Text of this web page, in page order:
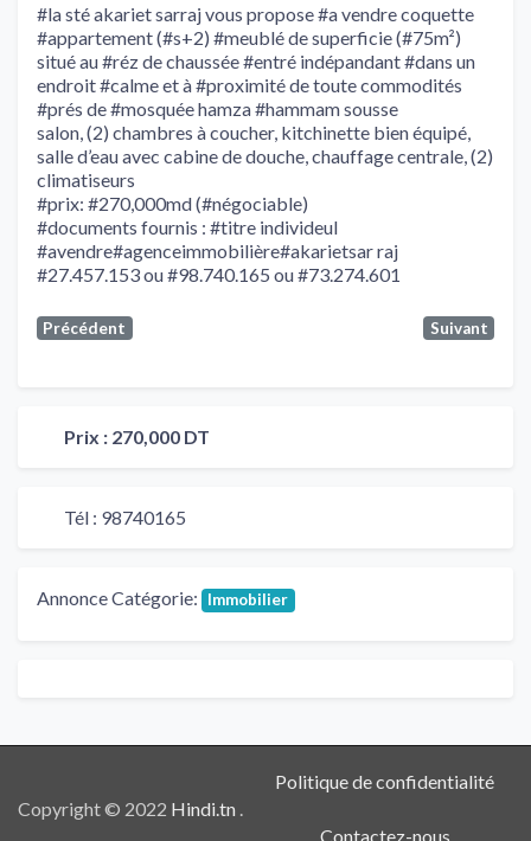
#la sté akariet sarraj vous propose #a vendre coquette
#appartement (#s+2) #meublé de superficie (#75m²)
situé au #réz de chaussée #entré indépandant #dans un
endroit #calme et à #proximité de toute commodités
#prés de #mosquée hamza #hammam sousse
salon, (2) chambres à coucher, kitchinette bien équipé,
salle d’eau avec cabine de douche, chauffage centrale, (2)
climatiseurs
#prix: #270,000md (#négociable)
#documents fournis : #titre individeul
#avendre#agenceimmobilière#akarietsar raj
#27.457.153 ou #98.740.165 ou #73.274.601
Précédent Suivant
Prix : 270,000 DT
Tél : 98740165
Annonce Catégorie: Immobilier
Copyright © 2022 Hindi.tn .
Politique de confidentialité
Contactez-nous